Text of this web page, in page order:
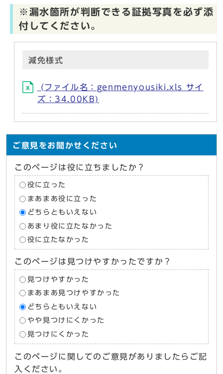
※漏水箇所が判断できる証拠写真を必ず添
付してください。
減免様式
(ファイル名：genmenyousiki.xls サイ
ズ：34.00KB)
ご意見をお聞かせください
このページは役に立ちましたか？
役に立った
まあまあ役に立った
どちらともいえない
あまり役に立たなかった
役に立たなかった
このページは見つけやすかったですか？
見つけやすかった
まあまあ見つけやすかった
どちらともいえない
やや見つけにくかった
見つけにくかった
このページに関してのご意見がありましたらご記
入ください。